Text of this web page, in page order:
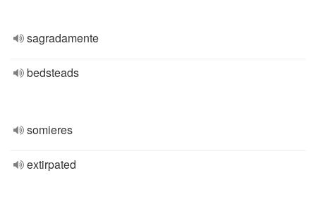
sagradamente
bedsteads
somieres
extirpated